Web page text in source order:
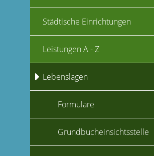
Städtische Einrichtungen
Leistungen A - Z
Lebenslagen
Formulare
Grundbucheinsichtsstelle